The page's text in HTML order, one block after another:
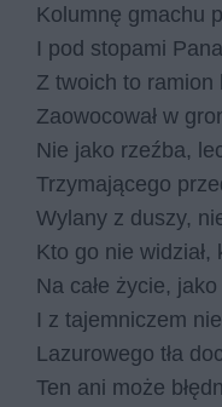
Kolumnę gmachu
I pod stopami
Z twoich to ramion
Zaowocował w
Nie jako rzeźba,
Trzymającego
Wylany z duszy,
Kto go nie widział,
Na całe życie,
I z tajemniczem
Lazurowego tła
Ten ani może